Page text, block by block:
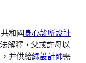
和國身心診所設計
解釋，父或許母以
并供給綠設計師需